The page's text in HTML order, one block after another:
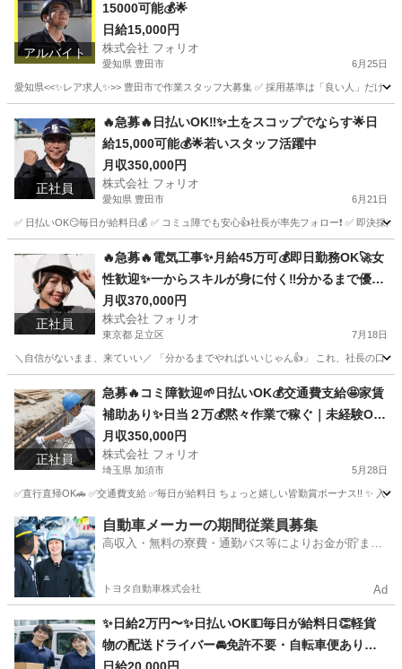
アルバイト
15000可能💰🌟
日給15,000円
株式会社 フォリオ
愛知県 豊田市 6月25日
愛知県<<✨レア求人✨>> 豊田市で作業スタッフ大募集 ✅ 採用基準は「良い人」だけ
軽作業 スタッフ
正社員
🔥急募🔥日払いOK‼️✨土をスコップでならす🌟日
給15,000可能💰🌟若いスタッフ活躍中
月収350,000円
株式会社 フォリオ
愛知県 豊田市 6月21日
✅ 日払いOK😏毎日が給料日💰 ✅ コミュ障でも安心👍社長が率先フォロー❗️ ✅ 即決採
その他 未経験
正社員
🔥急募🔥電気工事✨月給45万可💰即日勤務OK🚀女
性歓迎✨一からスキルが身に付く‼️分かるまで優し
く教えます😊
月収370,000円
株式会社 フォリオ
東京都 足立区 7月18日
＼自信がないまま、来ていい／ 「分かるまでやればいいじゃん👍」 これ、社長の口
電気 未経験
正社員
急募🔥コミ障歓迎🌱日払いOK💰交通費支給🤩家賃
補助あり✨日当２万💰黙々作業で稼ぐ｜未経験OK
🥳
月収350,000円
株式会社 フォリオ
埼玉県 加須市 5月28日
✅直行直帰OK🚗 ✅交通費支給 ✅毎日が給料日 ちょっと嬉しい皆勤賞ボーナス!! ✨
埼玉 加須市 鳶職 未経験
自動車メーカーの期間従業員募集
高収入・無料の寮費・通勤バス等によりお金が貯まり
トヨタ自動車株式会社 Ad
✨日給2万円〜✨日払いOK💵毎日が給料日👏軽貨
物の配送ドライバー🚘免許不要・自転車便あり🚴